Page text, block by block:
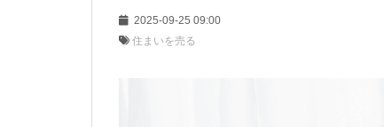
2025-09-25 09:00
住まいを売る